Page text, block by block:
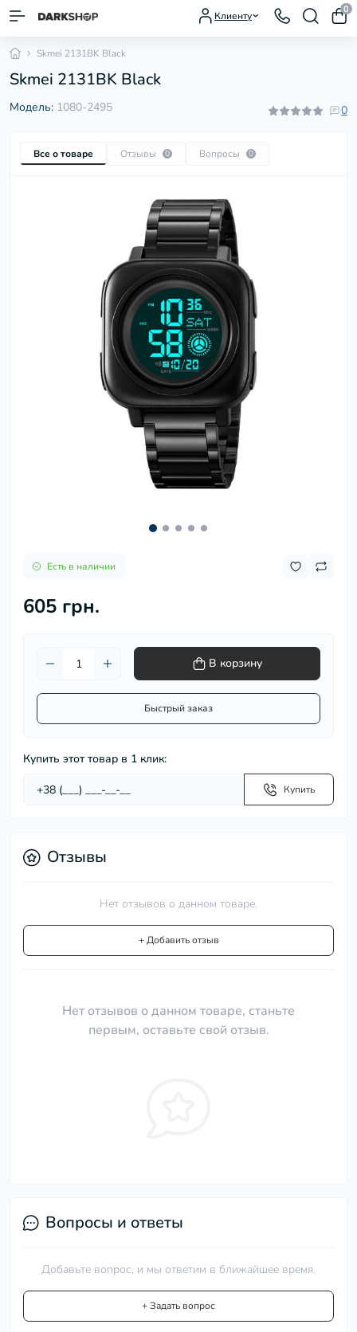
Клиенту
0
Skmei 2131BK Black
Skmei 2131BK Black
Модель: 1080-2495 0
Все о товаре Отзывы 0 Вопросы 0
Есть в наличии
605 грн.
В корзину
Быстрый заказ
Купить этот товар в 1 клик:
Купить
Отзывы
Нет отзывов о данном товаре.
+ Добавить отзыв
Нет отзывов о данном товаре, станьте
первым, оставьте свой отзыв.
Вопросы и ответы
Добавьте вопрос, и мы ответим в ближайшее время.
+ Задать вопрос